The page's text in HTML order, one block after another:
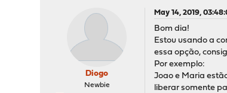
Diogo
Newbie
May 14, 2019,
Bom dia!
Estou usando a
essa opção,
Por exemplo:
Joao e Maria
liberar somente